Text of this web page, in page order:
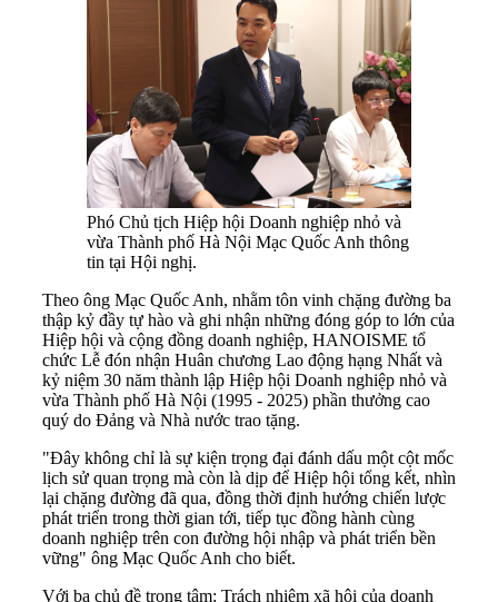
Phó Chủ tịch Hiệp hội Doanh nghiệp nhỏ và
vừa Thành phố Hà Nội Mạc Quốc Anh thông
tin tại Hội nghị.
Theo ông Mạc Quốc Anh, nhằm tôn vinh chặng đường ba
thập kỷ đầy tự hào và ghi nhận những đóng góp to lớn của
Hiệp hội và cộng đồng doanh nghiệp, HANOISME tổ
chức Lễ đón nhận Huân chương Lao động hạng Nhất và
kỷ niệm 30 năm thành lập Hiệp hội Doanh nghiệp nhỏ và
vừa Thành phố Hà Nội (1995 - 2025) phần thưởng cao
quý do Đảng và Nhà nước trao tặng.
"Đây không chỉ là sự kiện trọng đại đánh dấu một cột mốc
lịch sử quan trọng mà còn là dịp để Hiệp hội tổng kết, nhìn
lại chặng đường đã qua, đồng thời định hướng chiến lược
phát triển trong thời gian tới, tiếp tục đồng hành cùng
doanh nghiệp trên con đường hội nhập và phát triển bền
vững" ông Mạc Quốc Anh cho biết.
Với ba chủ đề trọng tâm: Trách nhiệm xã hội của doanh